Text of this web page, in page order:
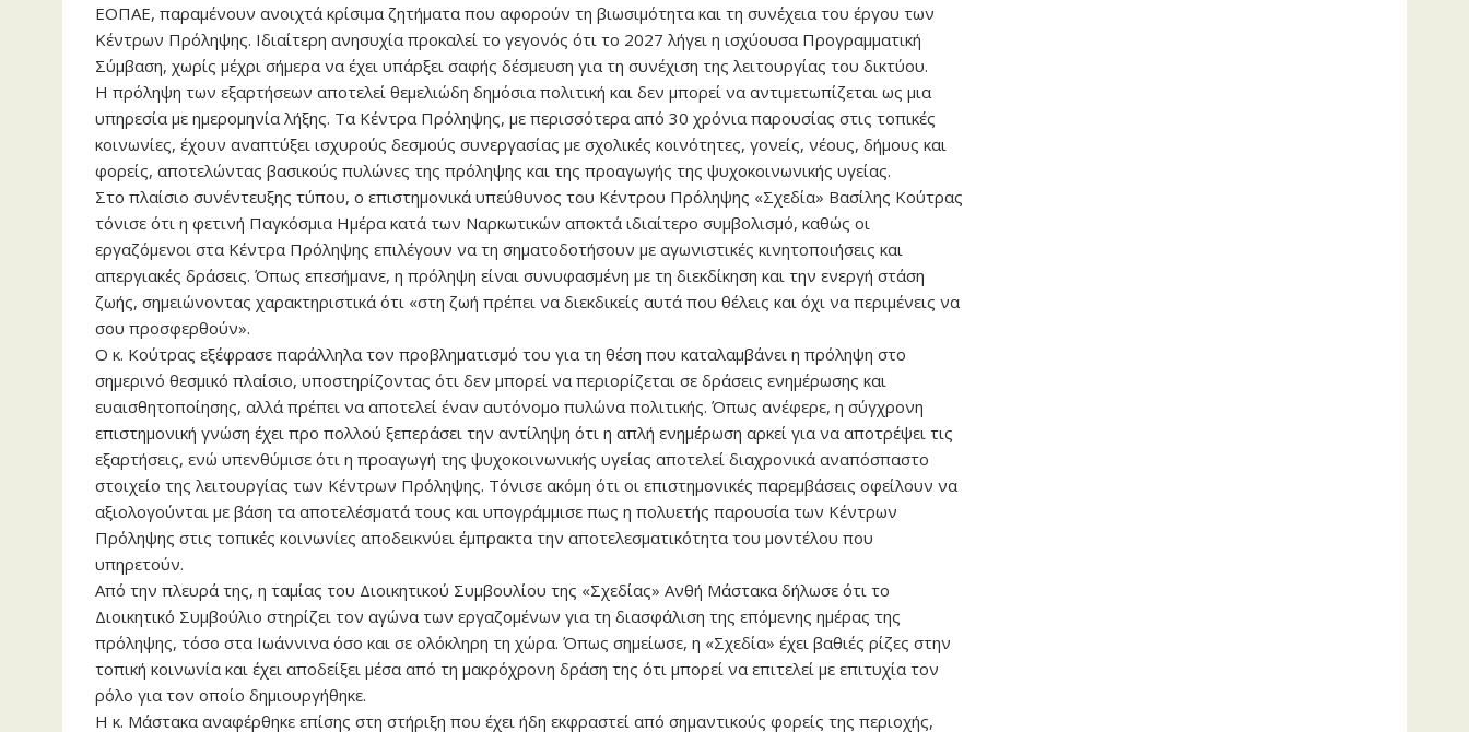
ΕΟΠΑΕ, παραμένουν ανοιχτά κρίσιμα ζητήματα που αφορούν τη βιωσιμότητα και τη συνέχεια του έργου των
Κέντρων Πρόληψης. Ιδιαίτερη ανησυχία προκαλεί το γεγονός ότι το 2027 λήγει η ισχύουσα Προγραμματική
Σύμβαση, χωρίς μέχρι σήμερα να έχει υπάρξει σαφής δέσμευση για τη συνέχιση της λειτουργίας του δικτύου.
Η πρόληψη των εξαρτήσεων αποτελεί θεμελιώδη δημόσια πολιτική και δεν μπορεί να αντιμετωπίζεται ως μια
υπηρεσία με ημερομηνία λήξης. Τα Κέντρα Πρόληψης, με περισσότερα από 30 χρόνια παρουσίας στις τοπικές
κοινωνίες, έχουν αναπτύξει ισχυρούς δεσμούς συνεργασίας με σχολικές κοινότητες, γονείς, νέους, δήμους και
φορείς, αποτελώντας βασικούς πυλώνες της πρόληψης και της προαγωγής της ψυχοκοινωνικής υγείας.
Στο πλαίσιο συνέντευξης τύπου, ο επιστημονικά υπεύθυνος του Κέντρου Πρόληψης «Σχεδία» Βασίλης Κούτρας
τόνισε ότι η φετινή Παγκόσμια Ημέρα κατά των Ναρκωτικών αποκτά ιδιαίτερο συμβολισμό, καθώς οι
εργαζόμενοι στα Κέντρα Πρόληψης επιλέγουν να τη σηματοδοτήσουν με αγωνιστικές κινητοποιήσεις και
απεργιακές δράσεις. Όπως επεσήμανε, η πρόληψη είναι συνυφασμένη με τη διεκδίκηση και την ενεργή στάση
ζωής, σημειώνοντας χαρακτηριστικά ότι «στη ζωή πρέπει να διεκδικείς αυτά που θέλεις και όχι να περιμένεις να
σου προσφερθούν».
Ο κ. Κούτρας εξέφρασε παράλληλα τον προβληματισμό του για τη θέση που καταλαμβάνει η πρόληψη στο
σημερινό θεσμικό πλαίσιο, υποστηρίζοντας ότι δεν μπορεί να περιορίζεται σε δράσεις ενημέρωσης και
ευαισθητοποίησης, αλλά πρέπει να αποτελεί έναν αυτόνομο πυλώνα πολιτικής. Όπως ανέφερε, η σύγχρονη
επιστημονική γνώση έχει προ πολλού ξεπεράσει την αντίληψη ότι η απλή ενημέρωση αρκεί για να αποτρέψει τις
εξαρτήσεις, ενώ υπενθύμισε ότι η προαγωγή της ψυχοκοινωνικής υγείας αποτελεί διαχρονικά αναπόσπαστο
στοιχείο της λειτουργίας των Κέντρων Πρόληψης. Τόνισε ακόμη ότι οι επιστημονικές παρεμβάσεις οφείλουν να
αξιολογούνται με βάση τα αποτελέσματά τους και υπογράμμισε πως η πολυετής παρουσία των Κέντρων
Πρόληψης στις τοπικές κοινωνίες αποδεικνύει έμπρακτα την αποτελεσματικότητα του μοντέλου που
υπηρετούν.
Από την πλευρά της, η ταμίας του Διοικητικού Συμβουλίου της «Σχεδίας» Ανθή Μάστακα δήλωσε ότι το
Διοικητικό Συμβούλιο στηρίζει τον αγώνα των εργαζομένων για τη διασφάλιση της επόμενης ημέρας της
πρόληψης, τόσο στα Ιωάννινα όσο και σε ολόκληρη τη χώρα. Όπως σημείωσε, η «Σχεδία» έχει βαθιές ρίζες στην
τοπική κοινωνία και έχει αποδείξει μέσα από τη μακρόχρονη δράση της ότι μπορεί να επιτελεί με επιτυχία τον
ρόλο για τον οποίο δημιουργήθηκε.
Η κ. Μάστακα αναφέρθηκε επίσης στη στήριξη που έχει ήδη εκφραστεί από σημαντικούς φορείς της περιοχής,